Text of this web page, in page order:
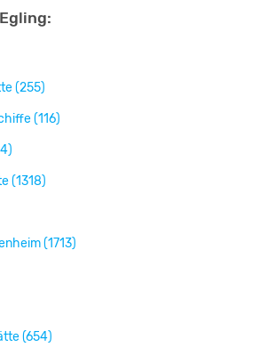
(255)
(116)
(1318)
(1713)
(654)